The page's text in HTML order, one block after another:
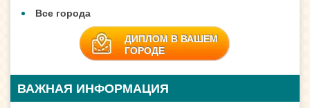
Все города
ДИПЛОМ В ВАШЕМ
ГОРОДЕ
ВАЖНАЯ ИНФОРМАЦИЯ